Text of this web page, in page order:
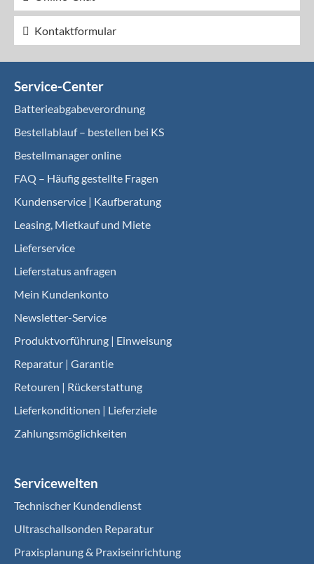
Kontaktformular
Service-Center
Batterieabgabeverordnung
Bestellablauf – bestellen bei KS
Bestellmanager online
FAQ – Häufig gestellte Fragen
Kundenservice | Kaufberatung
Leasing, Mietkauf und Miete
Lieferservice
Lieferstatus anfragen
Mein Kundenkonto
Newsletter-Service
Produktvorführung | Einweisung
Reparatur | Garantie
Retouren | Rückerstattung
Lieferkonditionen | Lieferziele
Zahlungsmöglichkeiten
Servicewelten
Technischer Kundendienst
Ultraschallsonden Reparatur
Praxisplanung & Praxiseinrichtung